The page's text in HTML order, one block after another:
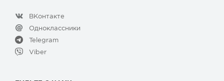
ВКонтакте
Одноклассники
Telegram
Viber